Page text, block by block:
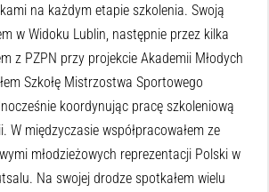
na każdym etapie szkolenia. Swoją
w Widoku Lublin, następnie przez kilka
z PZPN przy projekcie Akademii Młodych
Szkołę Mistrzostwa Sportowego
koordynując pracę szkoleniową
W międzyczasie współpracowałem ze
młodzieżowych reprezentacji Polski w
Na swojej drodze spotkałem wielu